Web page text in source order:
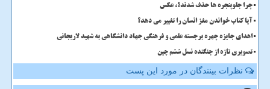
چرا جلوپنجره ها حذف شدند؟، عکس
آیا کتاب خواندن مغز انسان را تغییر می دهد؟
اهدای جایزه چهره برجسته علمی و فرهنگی جهاد دانشگاهی به شهید لاریجانی
تصویری تازه از جنگنده نسل ششم چین
نظرات بینندگان در مورد این پست